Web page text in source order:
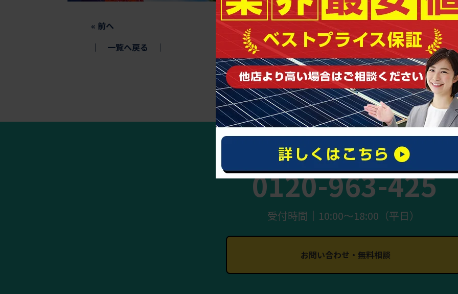
« 前へ
│ 一覧へ戻る │
まずはお気軽にご相談ください
0120-963-425
受付時間｜10:00〜18:00（平日）
お問い合わせ・無料相談